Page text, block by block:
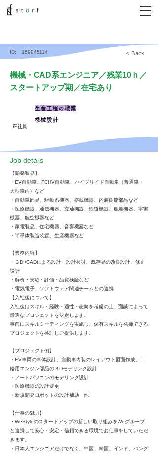
ID: 159045114 < Back
機械・CAD系エンジニア／残業10ｈ／
スタートアップ期／在宅あり
正社員
生産工程の職業
機械設計
​Job details
【開発製品】
・EV⾃動⾞、FCHV⾃動⾞、ハイブリイド⾃動⾞（普通⾞・
⼤型⾞両）など
・⾃動⾞部品、駆動系機器、搭載機器、内装樹脂部品など
・医療機器、通信機器、交通機器、鉄道機器、船舶機器、宇宙
機器、航空機器など
・家電製品、住宅機器、⾳響機器など
・半導体製造装置、⽣産機器など
【業務内容】
・３D /CADによる設計・設計検討、既存品の改良設計、修正
設計
・解析・実験・評価・品質検証など
・電気電⼦、ソフトウェア関連チームとの連携
【⼊社後について】
⼊社後はスキル・経験・適性・志向を考慮の上、⾯談によって
最適なプロジェクトを決定します。
事前にスキルミーティングを実施し、保有スキルを発揮できる
プロジェクトを検討しご提供します。
【プロジェクト例】
・EV⾞両の⾞体設計、⾃動⾞内装のレイアウト図⾯作成、⼆
輪⽤エンジン部品の３Dモデリング設計
・ノートパソコンのモデリング設計
・医療機器の設計変更
・新規開発ロボットの設計補助 他
【仕事の魅力】
・WeStyleのスタートアップの新しい取り組みをWeグループ
と連携して安⼼・安定・信頼できる環境でお仕事をしていただ
きます。
・⽇本⼈エンジニアだけでなく、中国、韓国、インド、バング